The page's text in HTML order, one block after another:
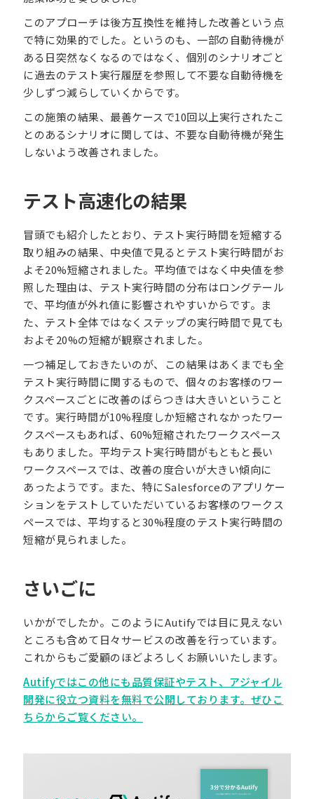
このアプローチは後方互換性を維持した改善という点
で特に効果的でした。というのも、一部の自動待機が
ある日突然なくなるのではなく、個別のシナリオごと
に過去のテスト実行履歴を参照して不要な自動待機を
少しずつ減らしていくからです。
この施策の結果、最善ケースで10回以上実行されたこ
とのあるシナリオに関しては、不要な自動待機が発生
しないよう改善されました。
テスト高速化の結果
冒頭でも紹介したとおり、テスト実行時間を短縮する
取り組みの結果、中央値で見るとテスト実行時間がお
よそ20%短縮されました。平均値ではなく中央値を参
照した理由は、テスト実行時間の分布はロングテール
で、平均値が外れ値に影響されやすいからです。ま
た、テスト全体ではなくステップの実行時間で見ても
およそ20%の短縮が観察されました。
一つ補足しておきたいのが、この結果はあくまでも全
テスト実行時間に関するもので、個々のお客様のワー
クスペースごとに改善のばらつきは大きいということ
です。実行時間が10%程度しか短縮されなかったワー
クスペースもあれば、60%短縮されたワークスペース
もありました。平均テスト実行時間がもともと長い
ワークスペースでは、改善の度合いが大きい傾向に
あったようです。また、特にSalesforceのアプリケー
ションをテストしていただいているお客様のワークス
ペースでは、平均すると30%程度のテスト実行時間の
短縮が見られました。
さいごに
いかがでしたか。このようにAutifyでは目に見えない
ところも含めて日々サービスの改善を行っています。
これからもご愛顧のほどよろしくお願いいたします。
Autifyではこの他にも品質保証やテスト、アジャイル
開発に役立つ資料を無料で公開しております。ぜひこ
ちらからご覧ください。